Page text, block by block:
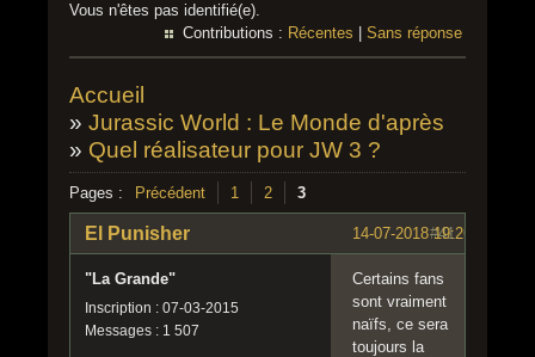
Vous n'êtes pas identifié(e).
Contributions : Récentes Sans réponse
Accueil
» Jurassic World : Le Monde d'après
» Quel réalisateur pour JW 3 ?
Pages : Précédent 1 2 3
#41
14-07-2018 19:26:05
El Punisher
"La Grande"
Inscription : 07-03-2015
Messages : 1 507
Certains fans
sont vraiment
naïfs, ce sera
toujours la